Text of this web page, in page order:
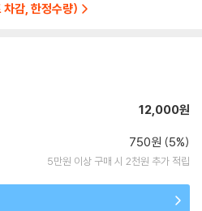
감, 한정수량)
12,000원
750원 (5%)
5만원 이상 구매 시 2천원 추가 적립